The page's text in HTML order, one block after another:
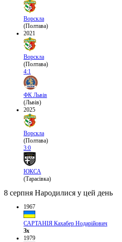
Ворскла
(Полтава)
2021
Ворскла
(Полтава)
4:1
ФК Львів
(Львів)
2025
Ворскла
(Полтава)
3:0
ЮКСА
(Тарасівка)
8 серпня Народилися у цей день
1967
САРТАНІЯ Кахабер Нодарійович
Зх
1979